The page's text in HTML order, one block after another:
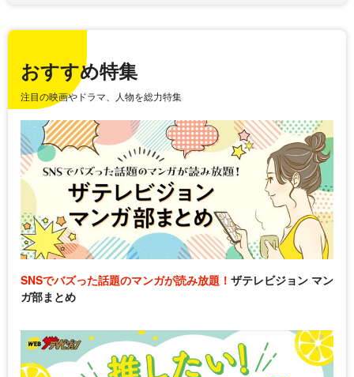
おすすめ特集
注目の映画やドラマ、人物を総力特集
SNSでバズった話題のマンガが読み放題！ ザテレビジョン マン
ガ部まとめ